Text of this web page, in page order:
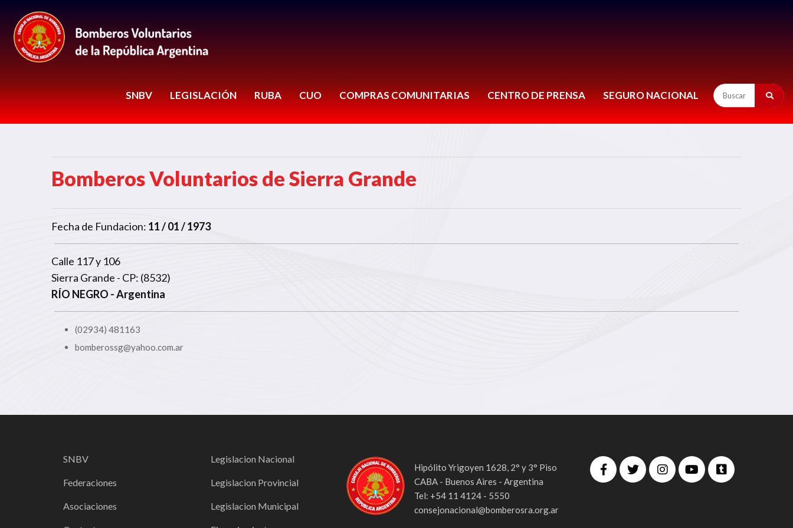
SNBV LEGISLACIÓN RUBA CUO COMPRAS COMUNITARIAS CENTRO DE PRENSA SEGURO NACIONAL
Bomberos Voluntarios de Sierra Grande
Fecha de Fundacion: 11 / 01 / 1973
Calle 117 y 106
Sierra Grande - CP: (8532)
RÍO NEGRO - Argentina
(02934) 481163
bomberossg@yahoo.com.ar
SNBV
Federaciones
Asociaciones
Legislacion Nacional
Legislacion Provincial
Legislacion Municipal
Hipólito Yrigoyen 1628, 2° y 3° Piso
CABA - Buenos Aires - Argentina
Tel: +54 11 4124 - 5550
consejonacional@bomberosra.org.ar